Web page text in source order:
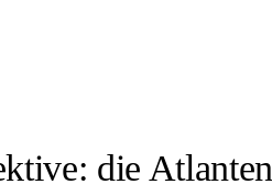
die Atlanten